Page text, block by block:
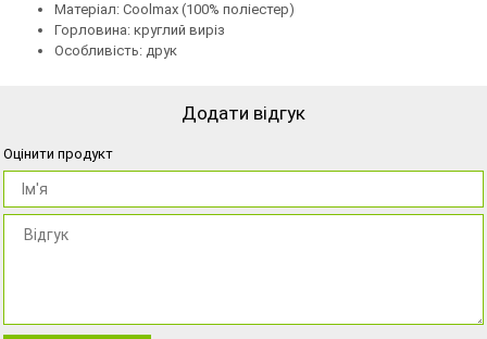
Матеріал: Coolmax (100% поліестер)
Горловина: круглий виріз
Особливість: друк
Додати відгук
Оцінити продукт